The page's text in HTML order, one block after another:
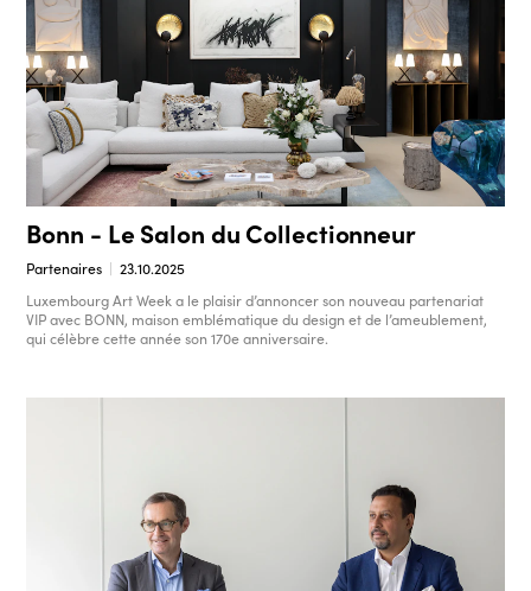
Bonn - Le Salon du Collectionneur
Partenaires
23.10.2025
Luxembourg Art Week a le plaisir d’annoncer son nouveau partenariat
VIP avec BONN, maison emblématique du design et de l’ameublement,
qui célèbre cette année son 170e anniversaire.